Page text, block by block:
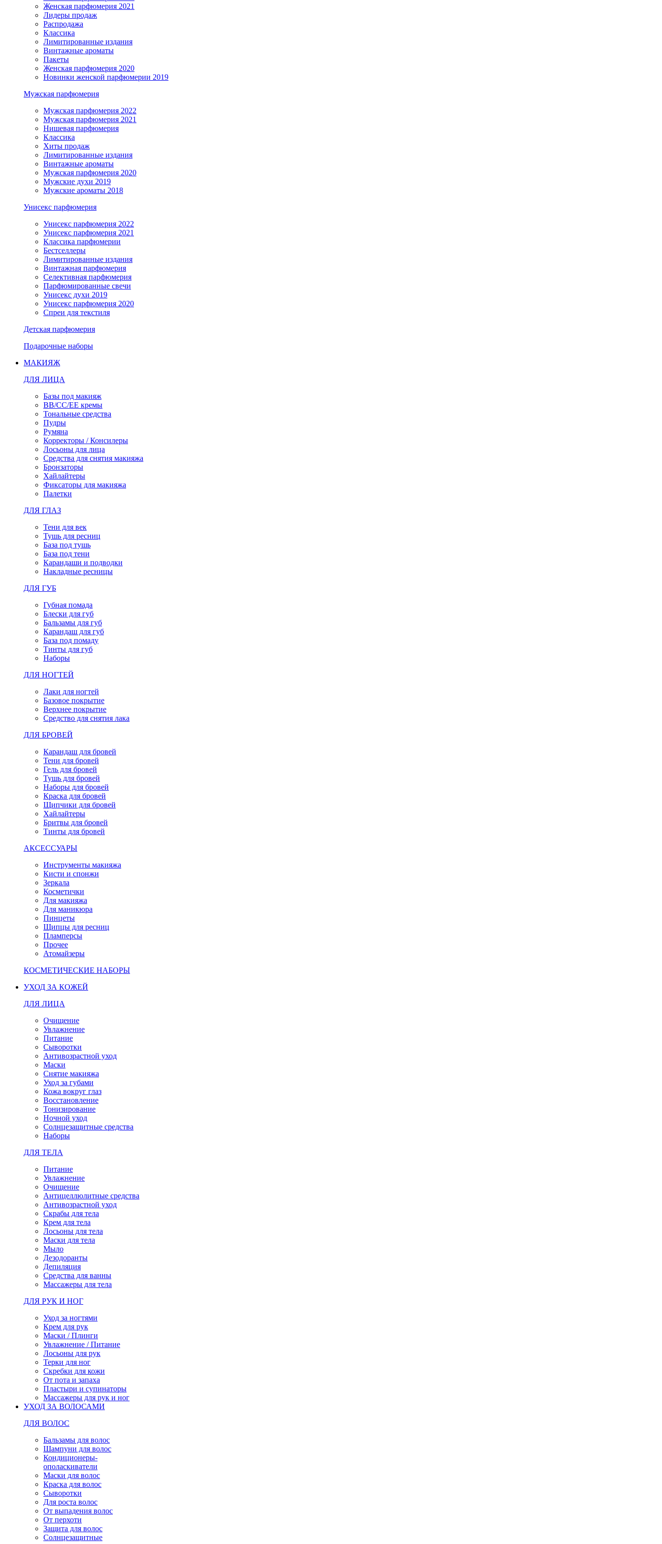
Женская парфюмерия 2021
Лидеры продаж
Распродажа
Классика
Лимитированные издания
Винтажные ароматы
Пакеты
Женская парфюмерия 2020
Новинки женской парфюмерии 2019
Мужская парфюмерия
Мужская парфюмерия 2022
Мужская парфюмерия 2021
Нишевая парфюмерия
Классика
Хиты продаж
Лимитированные издания
Винтажные ароматы
Мужская парфюмерия 2020
Мужские духи 2019
Мужские ароматы 2018
Унисекс парфюмерия
Унисекс парфюмерия 2022
Унисекс парфюмерия 2021
Классика парфюмерии
Бестселлеры
Лимитированные издания
Винтажная парфюмерия
Селективная парфюмерия
Парфюмированные свечи
Унисекс духи 2019
Унисекс парфюмерия 2020
Спреи для текстиля
Детская парфюмерия
Подарочные наборы
МАКИЯЖ
ДЛЯ ЛИЦА
Базы под макияж
BB/CC/EE кремы
Тональные средства
Пудры
Румяна
Корректоры / Консилеры
Лосьоны для лица
Средства для снятия макияжа
Бронзаторы
Хайлайтеры
Фиксаторы для макияжа
Палетки
ДЛЯ ГЛАЗ
Тени для век
Тушь для ресниц
База под тушь
База под тени
Карандаши и подводки
Накладные ресницы
ДЛЯ ГУБ
Губная помада
Блески для губ
Бальзамы для губ
Карандаш для губ
База под помаду
Тинты для губ
Наборы
ДЛЯ НОГТЕЙ
Лаки для ногтей
Базовое покрытие
Верхнее покрытие
Средство для снятия лака
ДЛЯ БРОВЕЙ
Карандаш для бровей
Тени для бровей
Гель для бровей
Тушь для бровей
Наборы для бровей
Краска для бровей
Щипчики для бровей
Хайлайтеры
Бритвы для бровей
Тинты для бровей
АКСЕССУАРЫ
Инструменты макияжа
Кисти и спонжи
Зеркала
Косметички
Для макияжа
Для маникюра
Пинцеты
Щипцы для ресниц
Пламперсы
Прочее
Атомайзеры
КОСМЕТИЧЕСКИЕ НАБОРЫ
УХОД ЗА КОЖЕЙ
ДЛЯ ЛИЦА
Очищение
Увлажнение
Питание
Сыворотки
Антивозрастной уход
Маски
Снятие макияжа
Уход за губами
Кожа вокруг глаз
Восстановление
Тонизирование
Ночной уход
Солнцезащитные средства
Наборы
ДЛЯ ТЕЛА
Питание
Увлажнение
Очищение
Антицеллюлитные средства
Антивозрастной уход
Скрабы для тела
Крем для тела
Лосьоны для тела
Маски для тела
Мыло
Дезодоранты
Депиляция
Средства для ванны
Массажеры для тела
ДЛЯ РУК И НОГ
Уход за ногтями
Крем для рук
Маски / Плинги
Увлажнение / Питание
Лосьоны для рук
Терки для ног
Скребки для кожи
От пота и запаха
Пластыри и супинаторы
Массажеры для рук и ног
УХОД ЗА ВОЛОСАМИ
ДЛЯ ВОЛОС
Бальзамы для волос
Шампуни для волос
Кондиционеры-
ополаскиватели
Маски для волос
Краска для волос
Сыворотки
Для роста волос
От выпадения волос
От перхоти
Защита для волос
Солнцезащитные